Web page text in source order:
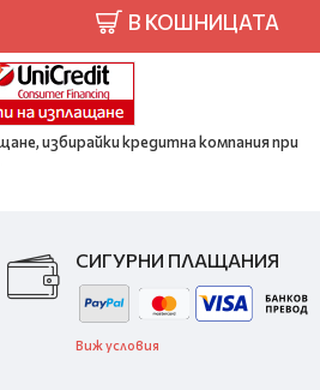
В КОШНИЦАТА
избирайки кредитна компания при
СИГУРНИ ПЛАЩАНИЯ
Виж условия